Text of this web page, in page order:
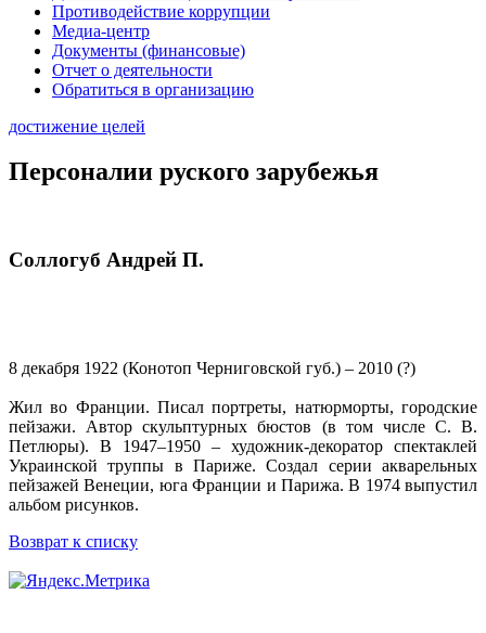
Противодействие коррупции
Медиа-центр
Документы (финансовые)
Отчет о деятельности
Обратиться в организацию
достижение целей
Персоналии руского зарубежья
Соллогуб Андрей П.
8 декабря 1922 (Конотоп Черниговской губ.) – 2010 (?)
Жил во Франции. Писал портреты, натюрморты, городские
пейзажи. Автор скульптурных бюстов (в том числе С. В.
Петлюры). В 1947–1950 – художник-декоратор спектаклей
Украинской труппы в Париже. Создал серии акварельных
пейзажей Венеции, юга Франции и Парижа. В 1974 выпустил
альбом рисунков.
Возврат к списку